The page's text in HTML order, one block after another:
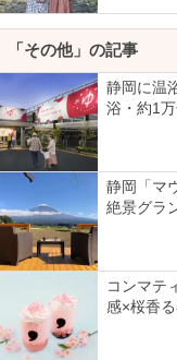
「その他」の記事
静岡に温
浴・約1
静岡「マ
絶景グラ
コンマテ
感×桜香